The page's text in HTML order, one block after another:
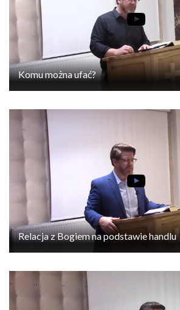
Komu można ufać?
Relacja z Bogiem na podstawie handlu